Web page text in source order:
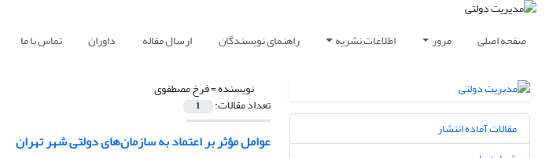
صفحه اصلی مرور اطلاعات نشریه راهنمای نویسندگان ارسال مقاله داوران تماس با ما
نویسنده =فرخ مصطفوی
تعداد مقالات: 1
عوامل مؤثر بر اعتماد به سازمان‌های دولتی شهر تهران
مقالات آماده انتشار